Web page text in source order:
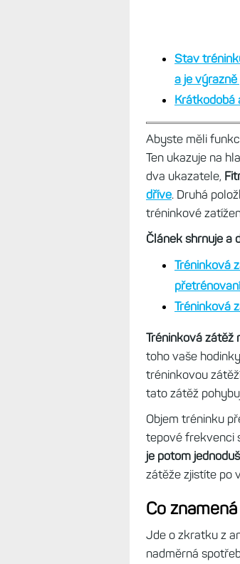
Stav
a je
Krátkodobá
Abyste měli
Ten ukazuje na
dva ukazatele,
dříve. Druhá
tréninkové
Článek shrnuje a
Tréninková
přetrénovaní
Tréninková
Tréninková zátěž
toho vaše
tréninkovou
tato zátěž
Objem tréninku
tepové frekvenci
je potom
zátěže zjistíte po
Co
Jde o zkratku z
nadměrná